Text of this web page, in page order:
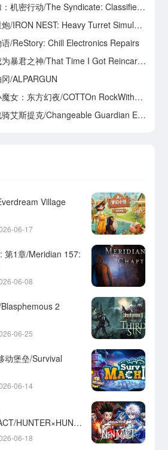
辛迪加：机密行动/The Syndicate: Classified Operations
铁巢重炮/IRON NEST: Heavy Turret Simulator
/ReStory: Chill Electronics Repairs
转生成为暴君之神/That Time I Got Reincarnated as a Tyrant God
/ALPARGUN
棉花小魔女：东方幻夜/COTTOn RockWithYou -ORIENTAL NIGHT DREAMS-
超翼战骑艾斯提克/Changeable Guardian ESTIQUE
Village
06-17
第1章/Meridian 157:
06-08
2
06-25
动堡垒/Survival
06-14
HUNTER×HUNT
06-18